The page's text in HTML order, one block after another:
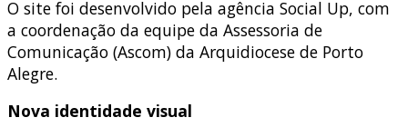
O site foi desenvolvido pela agência Social Up, com
a coordenação da equipe da Assessoria de
Comunicação (Ascom) da Arquidiocese de Porto
Alegre.
Nova identidade visual